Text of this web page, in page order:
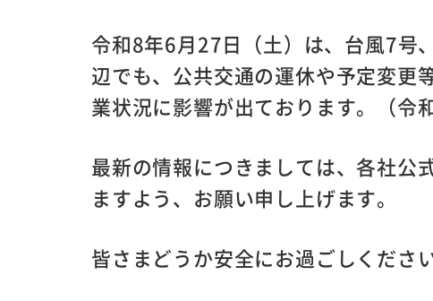
令和8年6月27日（土）は、台風7号
辺でも、公共交通の運休や予定変更
業状況に影響が出ております。（令
最新の情報につきましては、各社公
ますよう、お願い申し上げます。
皆さまどうか安全にお過ごしください